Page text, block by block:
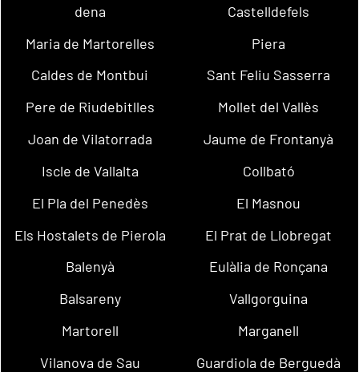
dena
Castelldefels
Maria de Martorelles
Piera
Caldes de Montbui
Sant Feliu Sasserra
Pere de Riudebitlles
Mollet del Vallès
Joan de Vilatorrada
Jaume de Frontanyà
Iscle de Vallalta
Collbató
El Pla del Penedès
El Masnou
Els Hostalets de Pierola
El Prat de Llobregat
Balenyà
Eulàlia de Ronçana
Balsareny
Vallgorguina
Martorell
Marganell
Vilanova de Sau
Guardiola de Berguedà